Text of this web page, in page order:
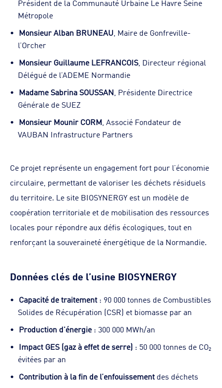
Président de la Communauté Urbaine Le Havre Seine
Métropole
Monsieur Alban BRUNEAU , Maire de Gonfreville-
l’Orcher
Monsieur Guillaume LEFRANCOIS, Directeur régional
Délégué de l’ADEME Normandie
Madame Sabrina SOUSSAN , Présidente Directrice
Générale de SUEZ
Monsieur Mounir CORM , Associé Fondateur de
VAUBAN Infrastructure Partners
Ce projet représente un engagement fort pour l’économie
circulaire, permettant de valoriser les déchets résiduels
du territoire. Le site BIOSYNERGY est un modèle de
coopération territoriale et de mobilisation des ressources
locales pour répondre aux défis écologiques, tout en
renforçant la souveraineté énergétique de la Normandie.
Données clés de l’usine BIOSYNERGY
Capacité de traitement: 90 000 tonnes de Combustibles
Solides de Récupération (CSR) et biomasse par an
Production d'énergie: 300 000 MWh/an
Impact GES (gaz à effet de serre) : 50 000 tonnes de CO₂
évitées par an
Contribution à la fin de l’enfouissementdes déchets